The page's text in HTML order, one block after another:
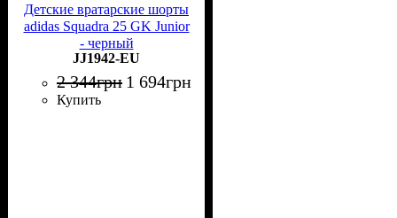
Детские вратарские шорты
adidas Squadra 25 GK Junior
- черный
JJ1942-EU
2 344грн 1 694грн
Купить